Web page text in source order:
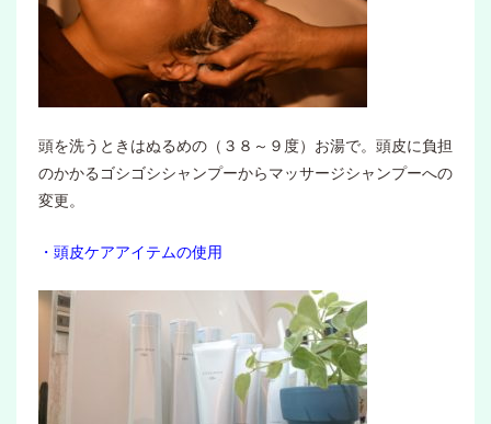
頭を洗うときはぬるめの（３８～９度）お湯で。頭皮に負担
のかかるゴシゴシシャンプーからマッサージシャンプーへの
変更。
・頭皮ケアアイテムの使用